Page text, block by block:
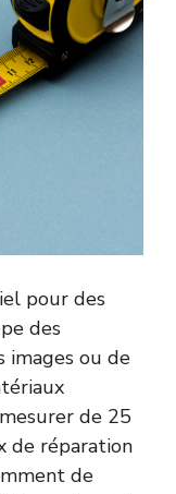
pour des
des
images ou de
de 25
de réparation
de